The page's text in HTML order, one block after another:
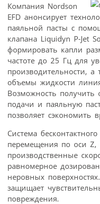
Компания Nordson
EFD анонсирует
паяльной пасты с
клапана Liquidyn P-Jet
формировать капли
частоте до 25 Гц для
производительности,
объемы жидкости
Возможность получить
подачи и паяльную
позволяет сэкономить
Система
перемещения по оси Z,
производственные
равномерное
неровных
защищает
повреждения.